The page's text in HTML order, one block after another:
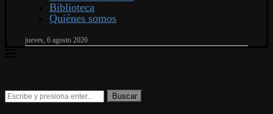
Biblioteca
Quiénes somos
jueves, 6 agosto 2026